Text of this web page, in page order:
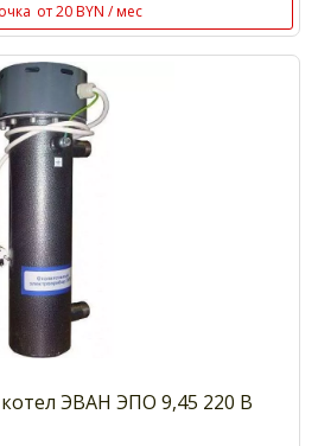
от 20 BYN / мес
ЭВАН ЭПО 9,45 220 В